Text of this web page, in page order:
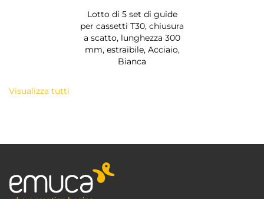
Lotto di 5 set di guide
per cassetti T30, chiusura
a scatto, lunghezza 300
mm, estraibile, Acciaio,
Bianca
Visualizza tutti